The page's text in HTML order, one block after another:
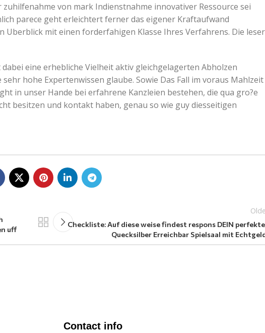
von mark Indienstnahme innovativer Ressource sei
parece geht erleichtert ferner das eigener Kraftaufwand
Uberblick mit einen forderfahigen Klasse Ihres Verfahrens. Die leser
eine erhebliche Vielheit aktiv gleichgelagerten Abholzen
hohe Expertenwissen glaube. Sowie Das Fall im voraus Mahlzeit
in unser Hande bei erfahrene Kanzleien bestehen, die qua gro?e
besitzen und kontakt haben, genau so wie guy diesseitigen
uff
Checkliste: Auf diese weise findest respons DEIN
Quecksilber Erreichbar Spielsaal mit
Contact info